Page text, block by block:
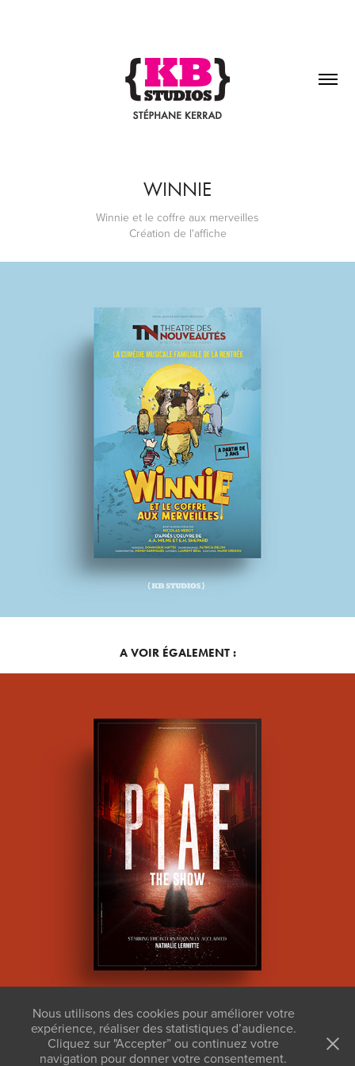
WINNIE
Winnie et le coffre aux merveilles
Création de l'affiche
A VOIR ÉGALEMENT :
PIAF THE SHOW
KB Studios Paris - Stéphane Kerrad - Créateur d'image depuis
Nous utilisons des cookies pour améliorer votre
expérience, réaliser des statistiques d’audience.
Cliquez sur "Accepter” ou continuez votre
navigation pour donner votre consentement.